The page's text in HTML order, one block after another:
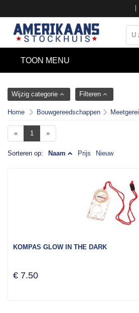
TOON MENU
Wijzig categorie Filteren
Home Bouwgereedschappen Meetgerei
« 1 »
Sorteren op: Naam Prijs Nieuw
KOMPAS GLOW IN THE DARK
€ 7.50